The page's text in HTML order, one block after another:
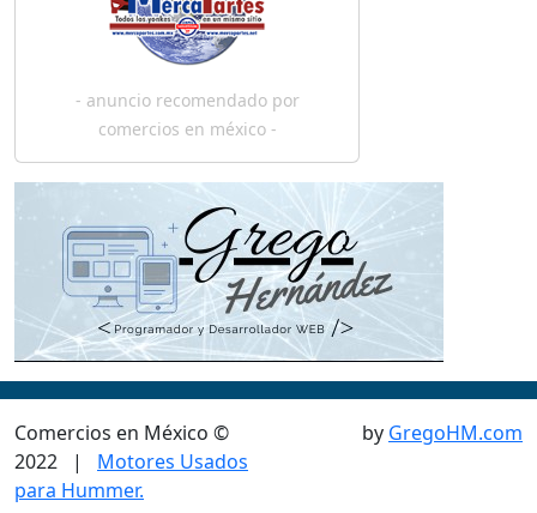
- anuncio recomendado por
comercios en méxico -
¿Qui_
Comercios en México ©